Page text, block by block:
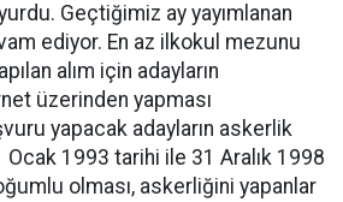
Geçtiğimiz ay yayımlanan
ediyor. En az ilkokul mezunu
alım için adayların
üzerinden yapması
yapacak adayların askerlik
1993 tarihi ile 31 Aralık 1998
olması, askerliğini yapanlar